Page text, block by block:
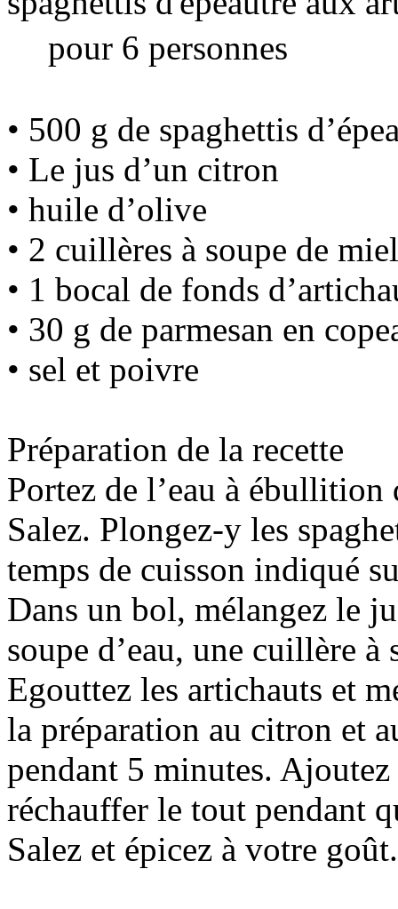
pour 6 personnes
• 500 g de spaghettis
• Le jus d’un citron
• huile d’olive
• 2 cuillères à soupe de miel
• 1 bocal de fonds
• 30 g de parmesan en
• sel et poivre
Préparation de la recette
Portez de l’eau à ébullition
Salez. Plongez-y les
temps de cuisson indiqué
Dans un bol, mélangez le
soupe d’eau, une cuillère
Egouttez les artichauts et
la préparation au citron et
pendant 5 minutes.
réchauffer le tout pendant
Salez et épicez à votre goût.